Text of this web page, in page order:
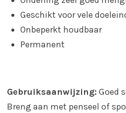
Geschikt voor vele
Onbeperkt houdbaar
Permanent
Gebruiksaanwijzing: Goed
Breng aan met penseel of